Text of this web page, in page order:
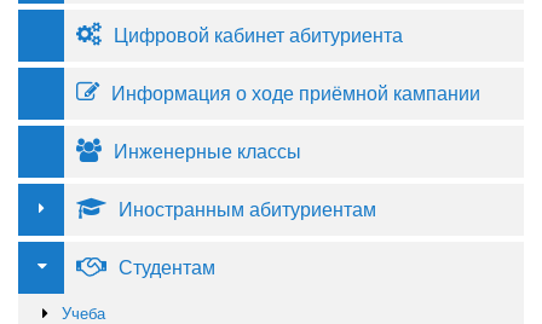
Цифровой кабинет абитуриента
Информация о ходе приёмной кампании
Инженерные классы
Иностранным абитуриентам
Студентам
Учеба